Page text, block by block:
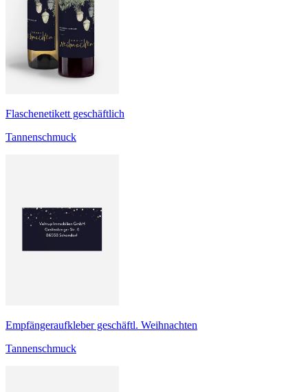
Flaschenetikett geschäftlich
Tannenschmuck
Empfängeraufkleber geschäftl. Weihnachten
Tannenschmuck